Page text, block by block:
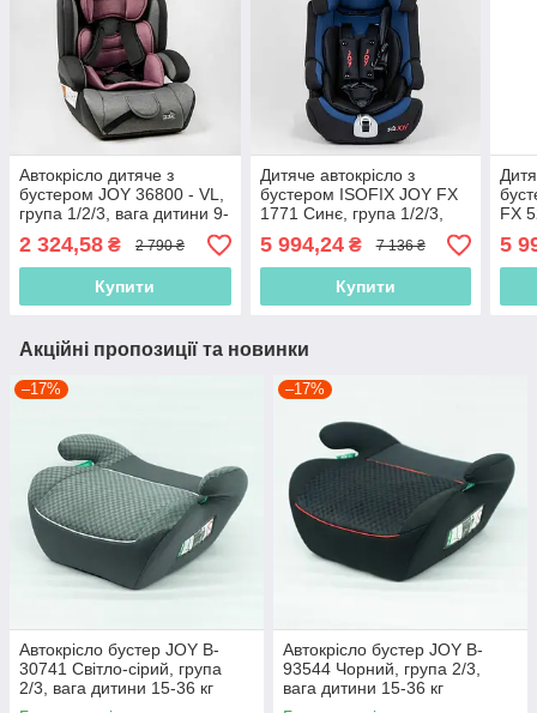
Автокрісло дитяче з
бустером JOY 36800 - VL,
група 1/2/3, вага дитини 9-
36 кг
2 324,58 ₴ 2 790 ₴
Купити
Дитяче автокрісло з
бустером ISOFIX JOY FX
1771 Синє, група 1/2/3,
вага 9-36 кг, від 9 місяців
до 12 років
5 994,24₴ 7 136 ₴
Купити
FX
9-36
5
Акційні пропозиції та новинки
–17%
Автокрісло бустер JOY B-
30741 Світло-сірий, група
2/3, вага дитини 15-36 кг
–17%
Автокрісло бустер JOY B-
93544 Чорний, група 2/3,
вага дитини 15-36 кг